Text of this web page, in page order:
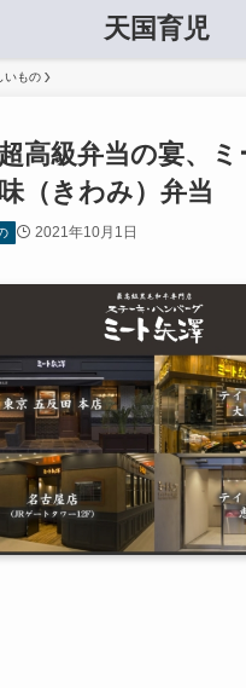
天国育児
いもの
超高級弁当の宴、
味（きわみ）弁当
2021年10月1日